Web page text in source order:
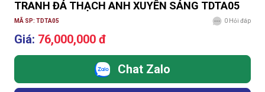
TRANH ĐÁ THẠCH ANH XUYÊN SÁNG TDTA05
MÃ SP: TDTA05 0 Hỏi đáp
Giá: 76,000,000 đ
Chat Zalo